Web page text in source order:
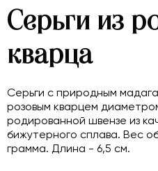
Серьги из
кварца
Серьги с природным
розовым кварцем
родированной швензе из
бижутерного сплава. Вес
грамма. Длина - 6,5 см.